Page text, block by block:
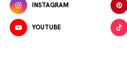
INSTAGRAM
YOUTUBE